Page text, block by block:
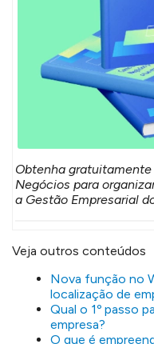
Obtenha gratuitamente
Negócios para
a Gestão Empresarial
Veja outros conteúdos
Nova função no
localização de
Qual o 1º passo
empresa?
O que é